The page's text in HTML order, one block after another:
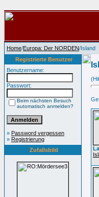
Home/Europa: Der NORDEN/Island
Registrierte Benutzer
Benutzername:
Passwort:
Beim nächsten Besuch
automatisch anmelden?
» Password vergessen
» Registrierung
Zufallsbild